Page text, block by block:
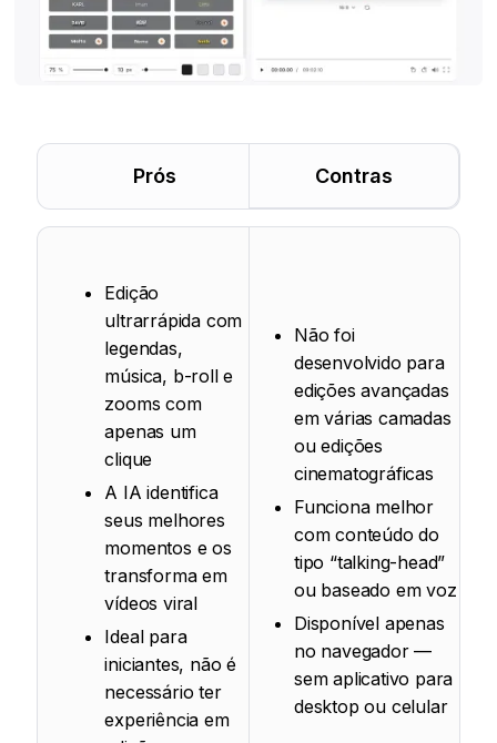
Prós Contras
Edição
ultrarrápida com
legendas,
música, b-roll e
zooms com
apenas um
clique
A IA identifica
seus melhores
momentos e os
transforma em
vídeos viral
Ideal para
iniciantes, não é
necessário ter
experiência em
Não foi
desenvolvido para
edições avançadas
em várias camadas
ou edições
cinematográficas
Funciona melhor
com conteúdo do
tipo “talking-head”
ou baseado em voz
Disponível apenas
no navegador —
sem aplicativo para
desktop ou celular